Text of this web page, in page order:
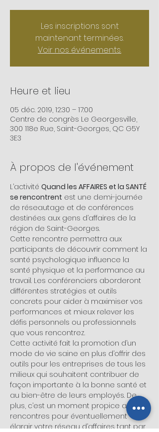
Les inscriptions sont
maintenant terminées.
Voir nos événements.
Heure et lieu
05 déc. 2019, 12:30 – 17:00
Centre de congrès Le Georgesville,
300 118e Rue, Saint-Georges, QC G5Y
3E3
À propos de l'événement
L’activité Quand les AFFAIRES et la SANTÉ
se rencontrent est une demi-journée
de réseautage et de conférences
destinées aux gens d’affaires de la
région de Saint-Georges.
Cette rencontre permettra aux
participants de découvrir comment la
santé psychologique influence la
santé physique et la performance au
travail. Les conférenciers aborderont
différentes stratégies et outils
concrets pour aider à maximiser vos
performances et mieux relever les
défis personnels ou professionnels
que vous rencontrez.
Cette activité fait la promotion d’un
mode de vie saine en plus d’offrir des
outils pour les entreprises de tous les
milieux qui souhaitent contribuer de
façon importante à la bonne santé et
au bien-être de leurs employés. De
plus, c’est un moment propice aux
rencontres pour éventuellement
élargir votre réseau d’affaires tant par